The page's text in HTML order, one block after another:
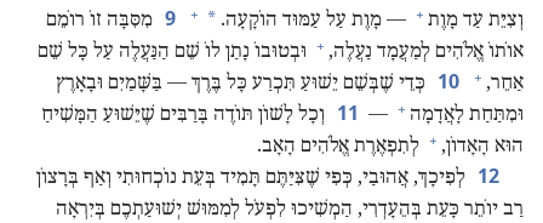
וְצִיֵּת עַד מָוֶת + — מָוֶת עַל עַמּוּד הוֹקָעָה.‏ *
+
9 מִסִּבָּה זוֹ רוֹמֵם
אוֹתוֹ אֱלֹהִים לְמַעֲמָד נַעֲלֶה,‏ + וּבְטוּבוֹ נָתַן לוֹ שֵׁם הַנַּעֲלֶה עַל כָּל שֵׁם
אַחֵר,‏ +
10
כְּדֵי שֶׁבְּשֵׁם יֵשׁוּעַ תִּכְרַע כָּל בֶּרֶךְ — בַּשָּׁמַיִם וּבָאָרֶץ
וּמִתַּחַת לָאֲדָמָה +
—
11
וְכָל לָשׁוֹן תּוֹדֶה בָּרַבִּים שֶׁיֵּשׁוּעַ הַמָּשִׁיחַ
הוּא הָאָדוֹן,‏ + לְתִפְאֶרֶת אֱלֹהִים הָאָב.‏
12 לְפִיכָךְ,‏ אֲהוּבַי,‏ כְּפִי שֶׁצִּיַּתֶּם תָּמִיד בְּעֵת נוֹכְחוּתִי וְאַף בְּרָצוֹן
רַב יוֹתֵר כָּעֵת בְּהֵעָדְרִי,‏ הַמְשִׁיכוּ לִפְעֹל לְמִמּוּשׁ יְשׁוּעַתְכֶם בְּיִרְאָה